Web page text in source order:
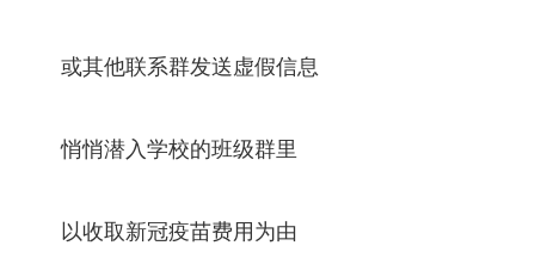
或其他联系群发送虚假信息
悄悄潜入学校的班级群里
以收取新冠疫苗费用为由